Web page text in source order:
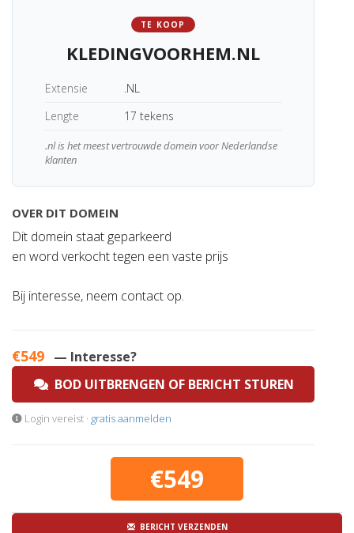
TE KOOP
KLEDINGVOORHEM.NL
Extensie
.NL
Lengte
17 tekens
.nl is het meest vertrouwde domein voor Nederlandse
klanten
OVER DIT DOMEIN
Dit domein staat geparkeerd
en word verkocht tegen een vaste prijs
Bij interesse, neem contact op.
€549 — Interesse?
BOD UITBRENGEN OF BERICHT STUREN
Login vereist · gratis aanmelden
€549
BERICHT VERZENDEN